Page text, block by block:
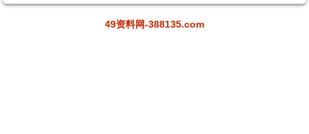
49资料网-388135.com